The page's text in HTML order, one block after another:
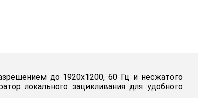
до 1920x1200, 60 Гц и несжатого
локального зацикливания для удобного